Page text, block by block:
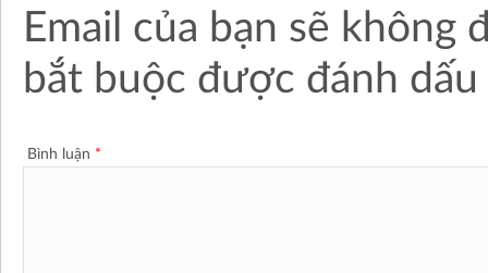
Email của bạn sẽ
bắt buộc được đánh dấu
Bình luận *